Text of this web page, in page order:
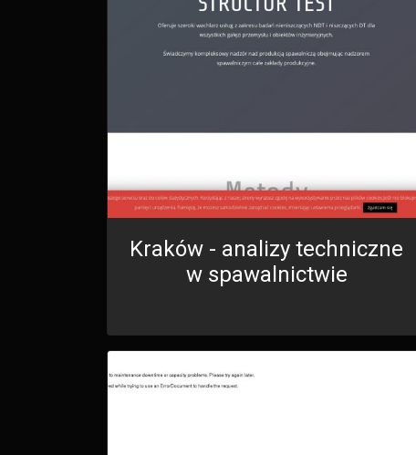
Kraków - analizy techniczne
w spawalnictwie